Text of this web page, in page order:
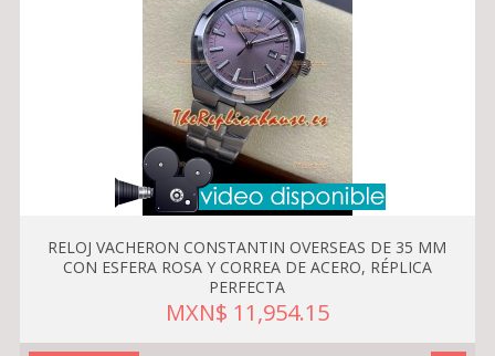
RELOJ VACHERON CONSTANTIN OVERSEAS DE 35 MM
CON ESFERA ROSA Y CORREA DE ACERO, RÉPLICA
PERFECTA
MXN$ 11,954.15